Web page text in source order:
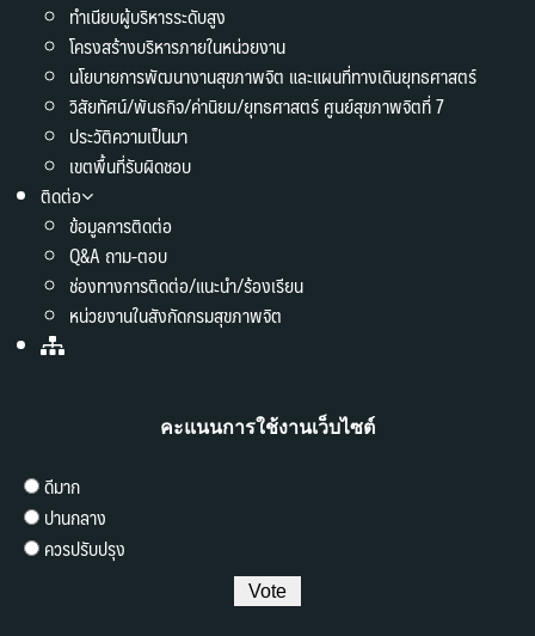
ทำเนียบผู้บริหารระดับสูง
โครงสร้างบริหารภายในหน่วยงาน
นโยบายการพัฒนางานสุขภาพจิต และแผนที่ทางเดินยุทธศาสตร์
วิสัยทัศน์/พันธกิจ/ค่านิยม/ยุทธศาสตร์ ศูนย์สุขภาพจิตที่ 7
ประวัติความเป็นมา
เขตพื้นที่รับผิดชอบ
ติดต่อ
ข้อมูลการติดต่อ
Q&A ถาม-ตอบ
ช่องทางการติดต่อ/แนะนำ/ร้องเรียน
หน่วยงานในสังกัดกรมสุขภาพจิต
คะแนนการใช้งานเว็บไซต์
ดีมาก
ปานกลาง
ควรปรับปรุง